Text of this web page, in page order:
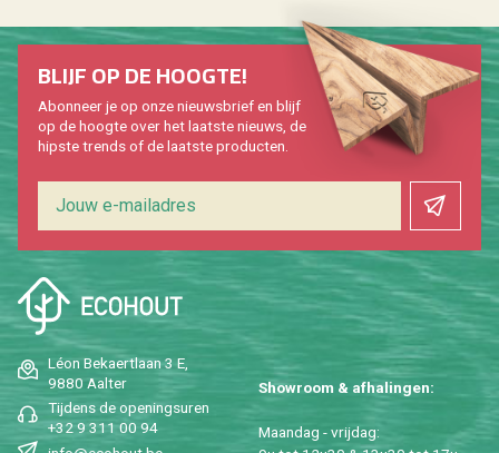
Léon Bekaertlaan 3 E,
9880 Aalter
Tijdens de openingsuren
+32 9 311 00 94
Showroom & afhalingen:
Maandag - vrijdag:
BLIJF OP DE HOOGTE!
Abonneer je op onze nieuwsbrief en blijf
op de hoogte over het laatste nieuws, de
hipste trends of de laatste producten.